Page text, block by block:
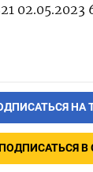
НА
В